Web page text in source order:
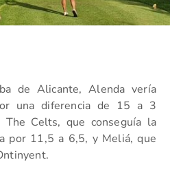
de Alicante, Alenda vería
una diferencia de 15 a 3
Celts, que conseguía la
por 11,5 a 6,5, y Meliá, que